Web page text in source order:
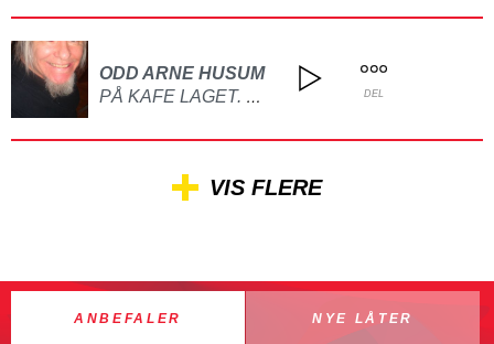
ODD ARNE HUSUM
PÅ KAFE LAGET. PÅ GITAR DEL
VIS FLERE
ANBEFALER NYE LÅTER